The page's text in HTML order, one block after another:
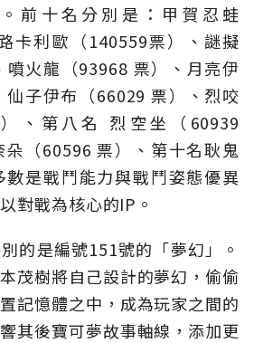
前十名分別是：甲賀忍蛙
卡利歐（140559票）、謎擬
噴火龍（93968 票）、月亮伊
子伊布（66029 票）、烈咬
、第八名 烈空坐（60939
（60596 票）、第十名耿鬼
數是戰鬥能力與戰鬥姿態優異
對戰為核心的IP。
的是編號151號的「夢幻」。
茂樹將自己設計的夢幻，偷偷
記憶體之中，成為玩家之間的
其後寶可夢故事軸線，添加更